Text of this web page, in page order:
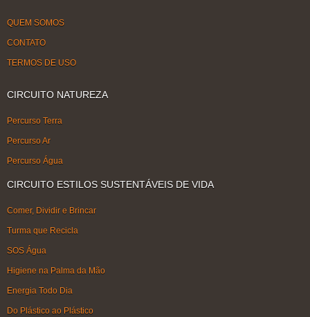
QUEM SOMOS
CONTATO
TERMOS DE USO
CIRCUITO NATUREZA
Percurso Terra
Percurso Ar
Percurso Água
CIRCUITO ESTILOS SUSTENTÁVEIS DE VIDA
Comer, Dividir e Brincar
Turma que Recicla
SOS Água
Higiene na Palma da Mão
Energia Todo Dia
Do Plástico ao Plástico